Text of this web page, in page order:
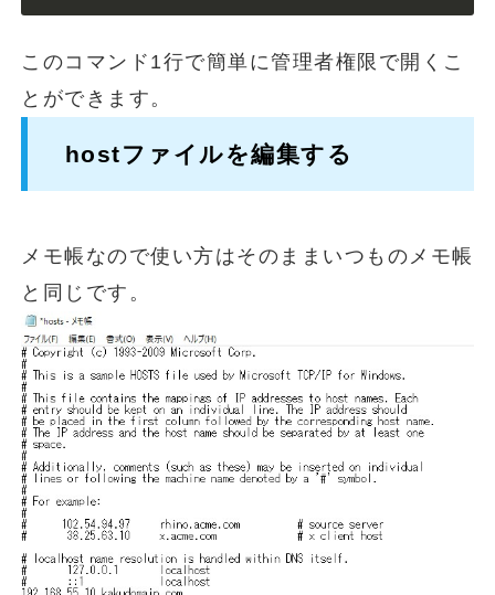
このコマンド1行で簡単に管理者権限で開くこ
とができます。
hostファイルを編集する
メモ帳なので使い方はそのままいつものメモ帳
と同じです。